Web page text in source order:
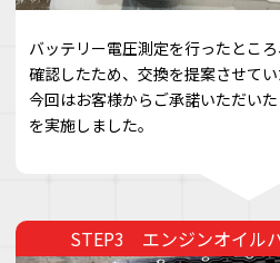
バッテリー電圧測定を行ったとこ
確認したため、交換を提案させてい
今回はお客様からご承諾いただい
を実施しました。
エンジンオイル